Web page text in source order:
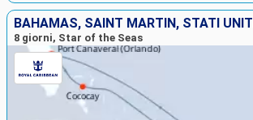
BAHAMAS, SAINT MARTIN, STATI UNITI
8 giorni, Star of the Seas